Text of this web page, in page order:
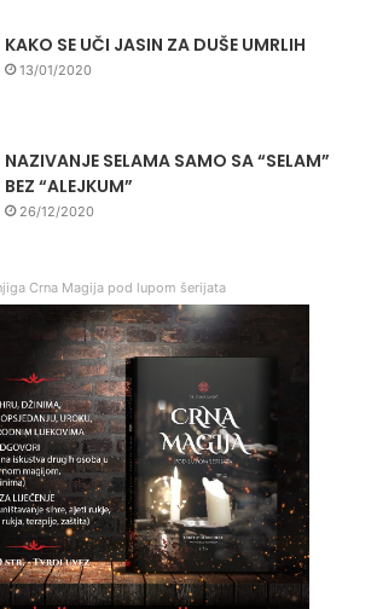
KAKO SE UČI JASIN ZA DUŠE UMRLIH
13/01/2020
NAZIVANJE SELAMA SAMO SA “SELAM”
BEZ “ALEJKUM”
26/12/2020
Crna Magija pod lupom šerijata